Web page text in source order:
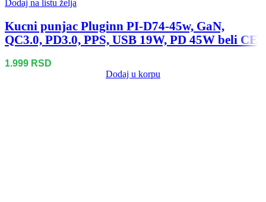
Dodaj na listu želja
Kucni punjac Pluginn PI-D74-45w, GaN,
QC3.0, PD3.0, PPS, USB 19W, PD 45W beli CE
1.999 RSD
Dodaj u korpu